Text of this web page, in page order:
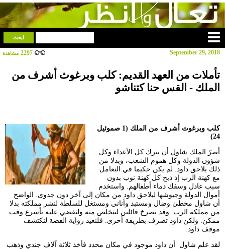
September 29, 2018
2297 مشاهدة
تأملات من العهد القديم: كلب وبرغوث أشرف من
الملك - القس حنا كتناشو
كلب وبرغوث أشرف من الملك (1 صموئيل
24)
أصرّ الملك شاول أن يترك كل الأعداء وكل
شؤون الدولة وكل هموم الشعب، وبدلا من
ذلك يلاحق داود. لم يكن حكيما في التعامل
مع كهنة الرب إذ ذبح كل كهنة نوب بدون
سبب عادل وسفك دماء أطفالهم. واستخدم
أموال الدولة وجيوشها ليلاحق داود من مكان إلى آخر دون جدوى. الواضح
أن شاول مخطئ وضال ومستبد وأناني ومستغل للسلطة لنشر مملكته بدلا
من مملكة الرب. وقد نصرخ قائلين لنتخلص منه ولنقضي عليه بأسرع وقت
ممكن. ولكن داود تصرف بطريقة أخرى. فلنعيد رواية القصة لنكتشف
موقف داود.
لقد علم شاول أن داود موجود في مكان محدد فأخذ ثلاثة آلاف جندي وذهب